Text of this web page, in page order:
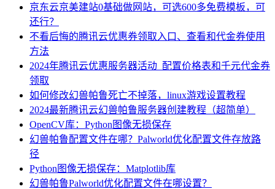
京东云京美建站0基础做网站，可选600多免费模板，可
还行？
不看后悔的腾讯云优惠券领取入口、查看和代金券使用
方法
2024年腾讯云优惠服务器活动_配置价格表和千元代金券
领取
如何修改幻兽帕鲁死亡不掉落，linux游戏设置教程
2024最新腾讯云幻兽帕鲁服务器创建教程（超简单）
OpenCV库：Python图像无损保存
幻兽帕鲁配置文件在哪？Palworld优化配置文件存放路
径
Python图像无损保存：Matplotlib库
幻兽帕鲁Palworld优化配置文件在哪设置？